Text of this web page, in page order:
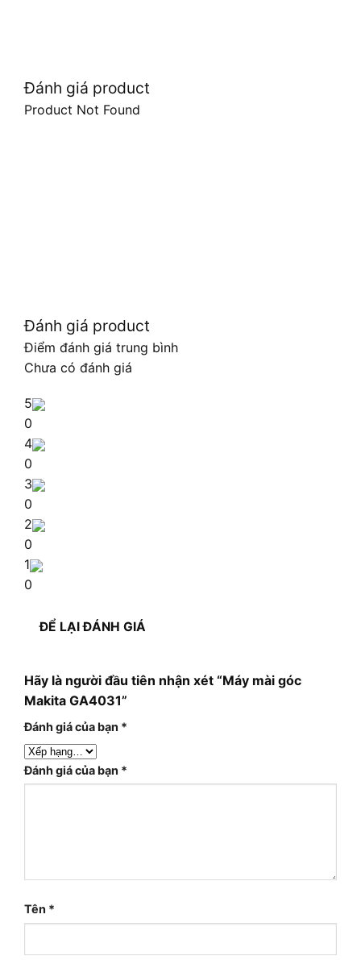
Đánh giá product
Product Not Found
Đánh giá product
Điểm đánh giá trung bình
Chưa có đánh giá
5
0
4
0
3
0
2
0
1
0
ĐỂ LẠI ĐÁNH GIÁ
Hãy là người đầu tiên nhận xét “Máy mài góc
Makita GA4031”
Đánh giá của bạn *
Đánh giá của bạn *
Tên *